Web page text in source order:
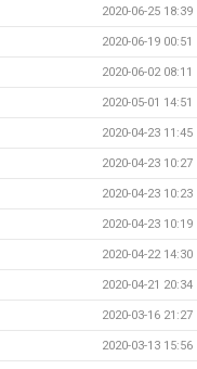
2020-06-25 18:39
2020-06-19 00:51
2020-06-02 08:11
2020-05-01 14:51
2020-04-23 11:45
2020-04-23 10:27
2020-04-23 10:23
2020-04-23 10:19
2020-04-22 14:30
2020-04-21 20:34
2020-03-16 21:27
2020-03-13 15:56